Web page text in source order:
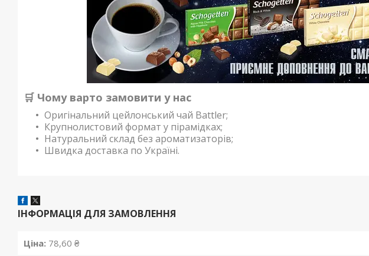
🛒 Чому варто замовити у нас
Оригінальний цейлонський чай Battler;
Крупнолистовий формат у пірамідках;
Натуральний склад без ароматизаторів;
Швидка доставка по Україні.
ІНФОРМАЦІЯ ДЛЯ ЗАМОВЛЕННЯ
Ціна: 78,60 ₴